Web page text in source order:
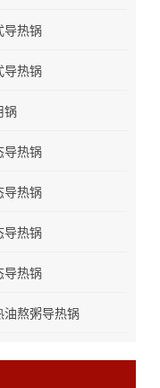
导热锅
导热锅
锅
导热锅
导热锅
导热锅
导热锅
油熬粥导热锅